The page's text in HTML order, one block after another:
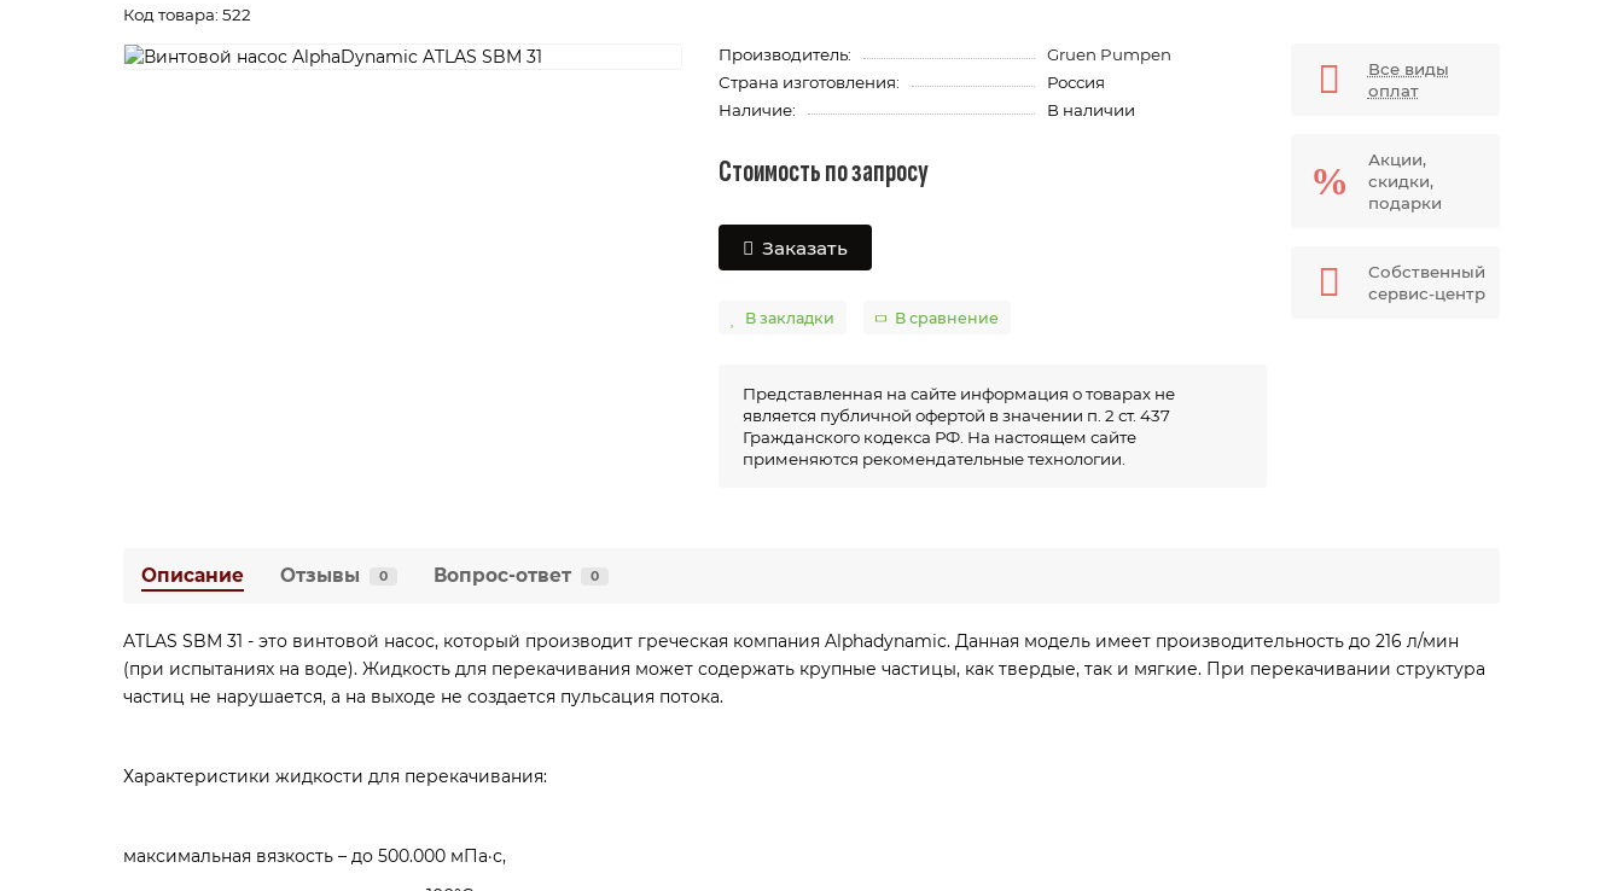
Код товара: 522
Производитель:
Gruen Pumpen
Страна изготовления:
Россия
Наличие:
В наличии
Стоимость по запросу
Заказать
В закладки В сравнение
Представленная на сайте информация о товарах не
является публичной офертой в значении п. 2 ст. 437
Гражданского кодекса РФ. На настоящем сайте
применяются рекомендательные технологии.
Все виды
оплат
Акции,
скидки,
подарки
Собственный
сервис-центр
Описание Отзывы 0 Вопрос-ответ 0
ATLAS SBM 31 - это винтовой насос, который производит греческая компания Alphadynamic. Данная модель имеет производительность до 216 л/мин
(при испытаниях на воде). Жидкость для перекачивания может содержать крупные частицы, как твердые, так и мягкие. При перекачивании структура
частиц не нарушается, а на выходе не создается пульсация потока.
Характеристики жидкости для перекачивания:
максимальная вязкость – до 500.000 мПа·с,